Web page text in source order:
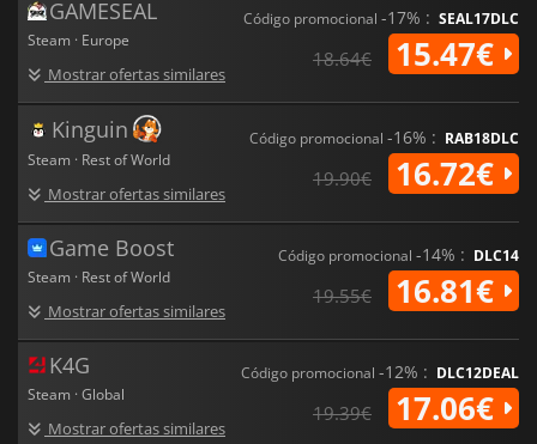
GAMESEAL
Steam · Europe
Mostrar ofertas similares
Código promocional -17% : SEAL17DLC
18.64€ 15.47€
Kinguin
Steam · Rest of World
Mostrar ofertas similares
Código promocional -16% : RAB18DLC
19.90€ 16.72€
Game Boost
Steam · Rest of World
Mostrar ofertas similares
Código promocional -14% : DLC14
19.55€ 16.81€
K4G
Steam · Global
Mostrar ofertas similares
Código promocional -12% : DLC12DEAL
19.39€ 17.06€